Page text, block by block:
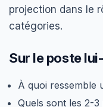
projection dans le
catégories.
Sur le poste
À quoi ressemble
Quels sont les 2-